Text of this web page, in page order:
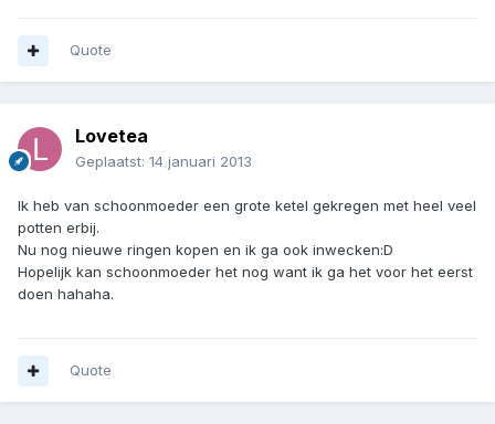
Quote
Lovetea
Geplaatst: 14 januari 2013
Ik heb van schoonmoeder een grote ketel gekregen met heel veel
potten erbij.
Nu nog nieuwe ringen kopen en ik ga ook inwecken:D
Hopelijk kan schoonmoeder het nog want ik ga het voor het eerst
doen hahaha.
Quote